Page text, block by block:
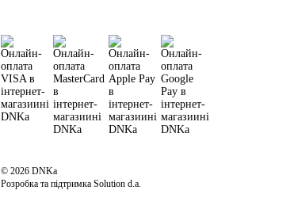
© 2026 DNKa
Розробка та підтримка Solution d.a.